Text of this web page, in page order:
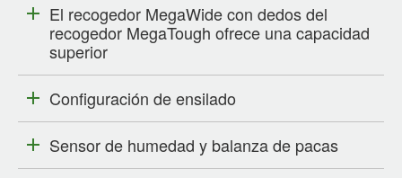
El recogedor MegaWide con dedos del
recogedor MegaTough ofrece una capacidad
superior
Configuración de ensilado
Sensor de humedad y balanza de pacas